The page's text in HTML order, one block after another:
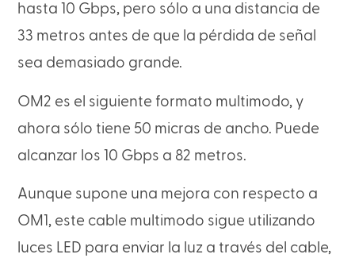
hasta 10 Gbps, pero sólo a una distancia de
33 metros antes de que la pérdida de señal
sea demasiado grande.
OM2 es el siguiente formato multimodo, y
ahora sólo tiene 50 micras de ancho. Puede
alcanzar los 10 Gbps a 82 metros.
Aunque supone una mejora con respecto a
OM1, este cable multimodo sigue utilizando
luces LED para enviar la luz a través del cable,